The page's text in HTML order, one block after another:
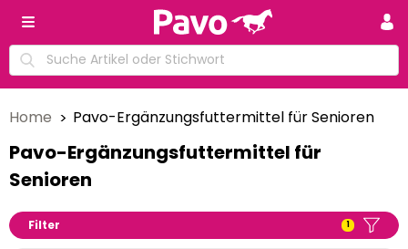
Home Pavo-Ergänzungsfuttermittel für Senioren
Pavo-Ergänzungsfuttermittel für
Senioren
Filter 1